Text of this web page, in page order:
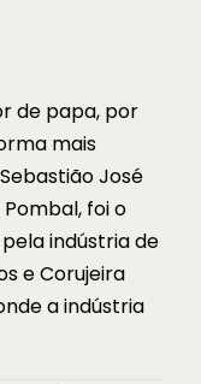
de papa, por
mais
José
foi o
indústria de
e Corujeira
a indústria